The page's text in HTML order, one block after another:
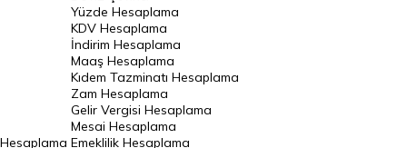
Japon Yeni Kuru
Serbest Piyasa Döviz Kurları
Merkez Bankası Döviz Kurları
Hesaplama
Yüzde Hesaplama
KDV Hesaplama
İndirim Hesaplama
Maaş Hesaplama
Kıdem Tazminatı Hesaplama
Zam Hesaplama
Gelir Vergisi Hesaplama
Mesai Hesaplama
Emeklilik Hesaplama